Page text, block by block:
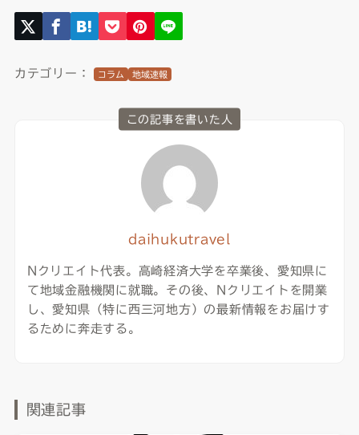
カテゴリー： コラム 地域速報
この記事を書いた人
daihukutravel
Nクリエイト代表。高崎経済大学を卒業後、愛知県に
て地域金融機関に就職。その後、Nクリエイトを開業
し、愛知県（特に西三河地方）の最新情報をお届けす
るために奔走する。
関連記事